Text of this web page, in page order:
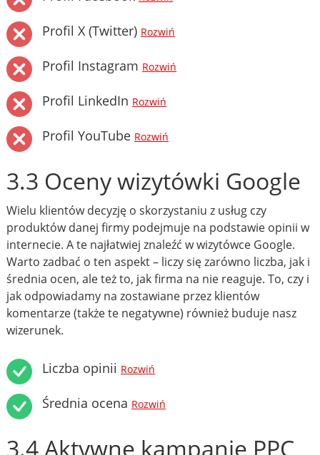
Profil X (Twitter) Rozwiń
Profil Instagram Rozwiń
Profil LinkedIn Rozwiń
Profil YouTube Rozwiń
3.3 Oceny wizytówki Google
Wielu klientów decyzję o skorzystaniu z usług czy
produktów danej firmy podejmuje na podstawie opinii w
internecie. A te najłatwiej znaleźć w wizytówce Google.
Warto zadbać o ten aspekt – liczy się zarówno liczba, jak i
średnia ocen, ale też to, jak firma na nie reaguje. To, czy i
jak odpowiadamy na zostawiane przez klientów
komentarze (także te negatywne) również buduje nasz
wizerunek.
Liczba opinii Rozwiń
Średnia ocena Rozwiń
3.4 Aktywne kampanie PPC